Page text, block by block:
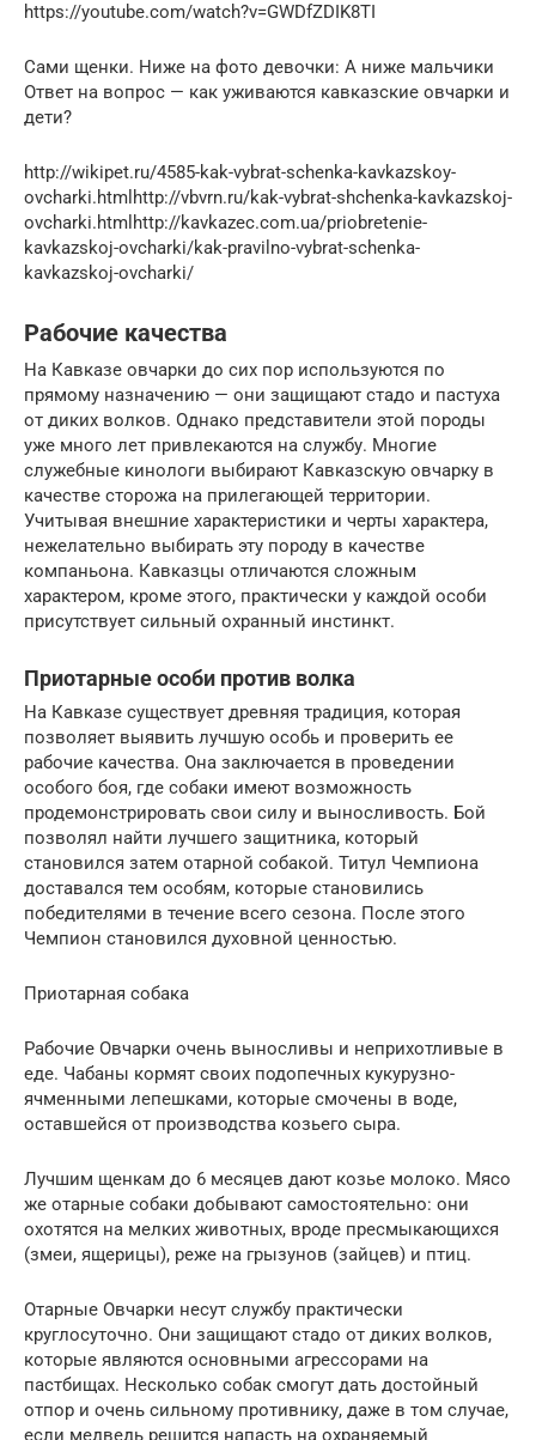
https://youtube.com/watch?v=GWDfZDIK8TI
Сами щенки. Ниже на фото девочки: А ниже мальчики
Ответ на вопрос — как уживаются кавказские овчарки и
дети?
http://wikipet.ru/4585-kak-vybrat-schenka-kavkazskoy-
ovcharki.htmlhttp://vbvrn.ru/kak-vybrat-shchenka-kavkazskoj-
ovcharki.htmlhttp://kavkazec.com.ua/priobretenie-
kavkazskoj-ovcharki/kak-pravilno-vybrat-schenka-
kavkazskoj-ovcharki/
Рабочие качества
На Кавказе овчарки до сих пор используются по
прямому назначению — они защищают стадо и пастуха
от диких волков. Однако представители этой породы
уже много лет привлекаются на службу. Многие
служебные кинологи выбирают Кавказскую овчарку в
качестве сторожа на прилегающей территории.
Учитывая внешние характеристики и черты характера,
нежелательно выбирать эту породу в качестве
компаньона. Кавказцы отличаются сложным
характером, кроме этого, практически у каждой особи
присутствует сильный охранный инстинкт.
Приотарные особи против волка
На Кавказе существует древняя традиция, которая
позволяет выявить лучшую особь и проверить ее
рабочие качества. Она заключается в проведении
особого боя, где собаки имеют возможность
продемонстрировать свои силу и выносливость. Бой
позволял найти лучшего защитника, который
становился затем отарной собакой. Титул Чемпиона
доставался тем особям, которые становились
победителями в течение всего сезона. После этого
Чемпион становился духовной ценностью.
Приотарная собака
Рабочие Овчарки очень выносливы и неприхотливые в
еде. Чабаны кормят своих подопечных кукурузно-
ячменными лепешками, которые смочены в воде,
оставшейся от производства козьего сыра.
Лучшим щенкам до 6 месяцев дают козье молоко. Мясо
же отарные собаки добывают самостоятельно: они
охотятся на мелких животных, вроде пресмыкающихся
(змеи, ящерицы), реже на грызунов (зайцев) и птиц.
Отарные Овчарки несут службу практически
круглосуточно. Они защищают стадо от диких волков,
которые являются основными агрессорами на
пастбищах. Несколько собак смогут дать достойный
отпор и очень сильному противнику, даже в том случае,
если медведь решится напасть на охраняемый